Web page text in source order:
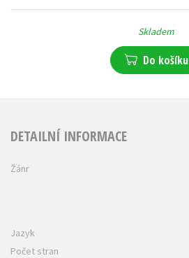
Skladem
Do košíku
DETAILNÍ INFORMACE
Žánr
Jazyk
Počet stran